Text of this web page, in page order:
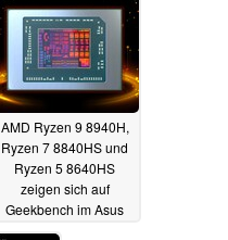
AMD Ryzen 9 8940H,
Ryzen 7 8840HS und
Ryzen 5 8640HS
zeigen sich auf
Geekbench im Asus
TUF Gaming A15